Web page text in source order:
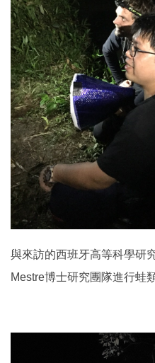
與來訪的西班牙高等科學研
Mestre博士研究團隊進行蛙